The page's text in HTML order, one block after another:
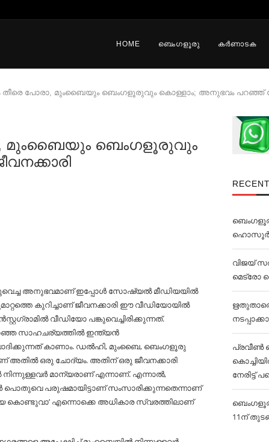
HOME ബെംഗളൂരു കർണാടക
തീരെ പോരാ, മുംബൈയും ബെംഗളൂരുവും കൊള്ളാം; അനുഭവം പറഞ്ഞ്
മുംബൈയും ബെംഗളൂരുവും
അനുഭവമാണ് ഇപ്പോള്‍ സോഷ്യല്‍ മീഡിയയില്‍
കുറിച്ചാണ് ജീവനക്കാരി ഈ വീഡിയോയില്‍
വീഡിയോ പങ്കുവെച്ചിരിക്കുന്നത്.
സാഹചര്യത്തില്‍ ഇന്ത്യൻ
കാണാം. ഡല്‍ഹി, മുംബൈ, ബെംഗളൂരു
അതില്‍ ഒരു ചോദ്യം. അതിന് ഒരു ജീവനക്കാരി
നിന്നുള്ളവർ മാന്യരാണ് എന്നാണ്. എന്നാല്‍,
പൊതുവെ പരുഷമായിട്ടാണ് സംസാരിക്കുന്നതെന്നാണ്
കൊണ്ടുവാ’ എന്നൊക്കെ അധികാര സ്വരത്തിലാണ്
ഹൊസൂര്‍-
വിജയ്
മെട്രോ
പ്രവീൺ
11ന്